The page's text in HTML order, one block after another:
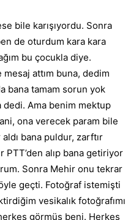
bile karışıyordu. Sonra
de oturdum kara kara
bu çocukla diye.
attım buna, dedim
bana tamam sorun yok
Ama benim mektup
ona verecek param bile
bana puldur, zarftır
PTT’den alıp bana getiriyor
Sonra Mehir onu tekrar
geçti. Fotoğraf istemişti
vesikalık fotoğrafımı
görmüş beni. Herkes